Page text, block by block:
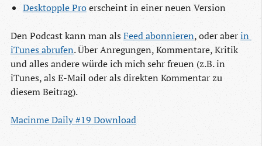
Desktopple Proerscheint in einer neuen Version
Den Podcast kann man als Feed abonnieren, oder aberin
iTunes abrufen. Über Anregungen, Kommentare, Kritik
und alles andere würde ich mich sehr freuen (z.B. in
iTunes, als E-Mail oder als direkten Kommentar zu
diesem Beitrag).
Macinme Daily #19 Download